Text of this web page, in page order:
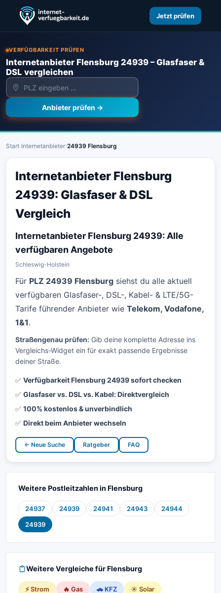
Jetzt prüfen
VERFÜGBARKEIT PRÜFEN
Internetanbieter Flensburg 24939 – Glasfaser &
DSL vergleichen
Anbieter prüfen →
Start›Internetanbieter›24939 Flensburg
Internetanbieter Flensburg
24939: Glasfaser & DSL
Vergleich
Internetanbieter Flensburg 24939: Alle
verfügbaren Angebote
Schleswig-Holstein
Für PLZ 24939 Flensburg siehst du alle aktuell
verfügbaren Glasfaser-, DSL-, Kabel- & LTE/5G-
Tarife führender Anbieter wie Telekom, Vodafone,
1&1.
Straßengenau prüfen: Gib deine komplette Adresse ins
Vergleichs-Widget ein für exakt passende Ergebnisse
deiner Straße.
✅ Verfügbarkeit Flensburg 24939 sofort checken
✅ Glasfaser vs. DSL vs. Kabel: Direktvergleich
✅ 100% kostenlos & unverbindlich
✅ Direkt beim Anbieter wechseln
← Neue Suche Ratgeber FAQ
Weitere Postleitzahlen in Flensburg
24937 24939 24941 24943
24944
24939
Weitere Vergleiche für Flensburg
⚡ Strom 🔥 Gas 🚗 KFZ
☀️ Solar